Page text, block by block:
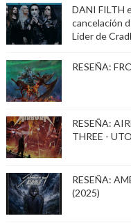
DANI FILTH
cancelación
Lider de
RESEÑA:
RESEÑA:
THREE -
RESEÑA:
(2025)